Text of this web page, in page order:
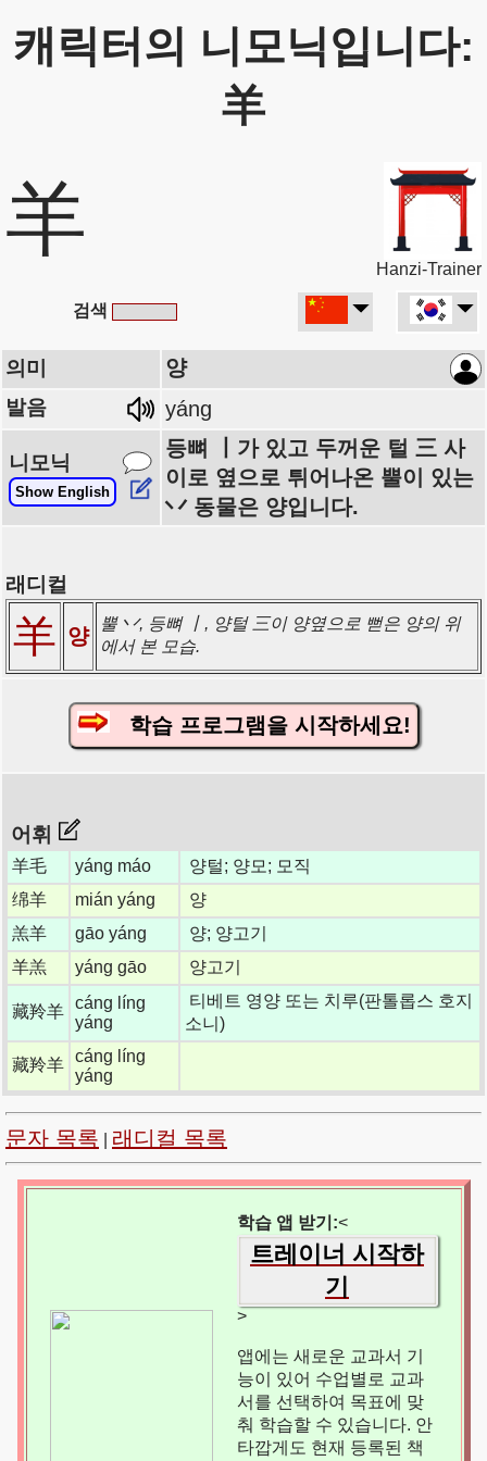
캐릭터의 니모닉입니다:
羊
羊
Hanzi-Trainer
검색
의미 양
발음 yáng
니모닉
Show English
등뼈 丨가 있고 두꺼운 털 三 사
이로 옆으로 튀어나온 뿔이 있는
丷 동물은 양입니다.
래디컬
羊 양
뿔 丷, 등뼈 丨, 양털 三이 양옆으로 뻗은 양의 위
에서 본 모습.
학습 프로그램을 시작하세요!
어휘
羊毛 yáng máo
양털; 양모; 모직
绵羊
mián yáng
양
羔羊
gāo yáng
양; 양고기
羊羔
yáng gāo 양고기
藏羚羊 cáng líng
yáng
티베트 영양 또는 치루(판톨롭스 호지
소니)
藏羚羊 cáng líng
yáng
문자 목록 래디컬 목록
학습 앱 받기:<
트레이너 시작하
기
>
앱에는 새로운 교과서 기
능이 있어 수업별로 교과
서를 선택하여 목표에 맞
춰 학습할 수 있습니다. 안
타깝게도 현재 등록된 책